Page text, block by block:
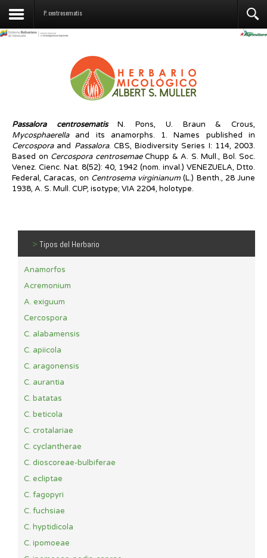
P. centrosematis
PassaloracentrosematisN. Pons, U. Braun & Crous,
Mycosphaerellaand its anamorphs. 1. Names published in
Cercosporaand Passalora. CBS, Biodiversity Series I: 114, 2003.
Based on Cercospora centrosemaeChupp & A. S. Mull., Bol. Soc.
Venez. Cienc. Nat. 8(52): 40, 1942 (nom. inval.) VENEZUELA, Dtto.
Federal, Caracas, on Centrosema virginianum (L.) Benth., 28 June
1938, A. S. Mull. CUP, isotype; VIA 2204, holotype.
> Tipos del Herbario
Anamorfos
Acremonium
A. exiguum
Cercospora
C. alabamensis
C. apiicola
C. aragonensis
C. aurantia
C. batatas
C. beticola
C. crotalariae
C. cyclantherae
C. dioscoreae-bulbiferae
C. ecliptae
C. fagopyri
C. fuchsiae
C. hyptidicola
C. ipomoeae